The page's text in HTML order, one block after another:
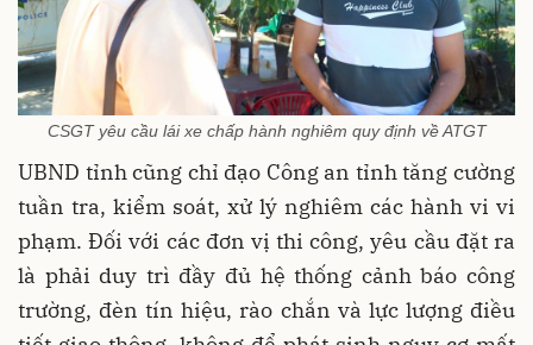
CSGT yêu cầu lái xe chấp hành nghiêm quy định về ATGT
UBND tỉnh cũng chỉ đạo Công an tỉnh tăng cường
tuần tra, kiểm soát, xử lý nghiêm các hành vi vi
phạm. Đối với các đơn vị thi công, yêu cầu đặt ra
là phải duy trì đầy đủ hệ thống cảnh báo công
trường, đèn tín hiệu, rào chắn và lực lượng điều